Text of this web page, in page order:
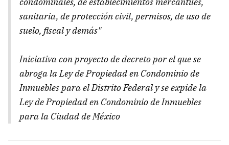
sanitaria, de protección civil, permisos, de uso de
suelo, fiscal y demás"
Iniciativa con proyecto de decreto por el que se
abroga la Ley de Propiedad en Condominio de
Inmuebles para el Distrito Federal y se expide la
Ley de Propiedad en Condominio de Inmuebles
para la Ciudad de México